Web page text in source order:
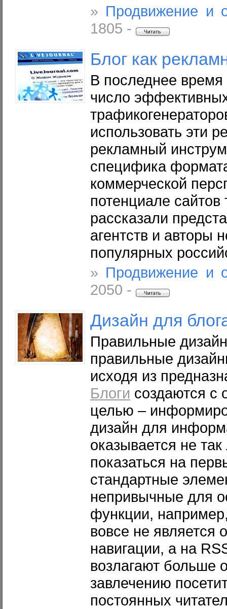
» Продвижение и
1805 -
Блог как
В последнее время
число
использовать эти
рекламный
специфика
коммерческой
потенциале
рассказали
агентств и авторы
популярных
» Продвижение и
2050 -
Дизайн для
Правильные
правильные
исходя из
Блоги создаются с
целью –
дизайн для
оказывается не
показаться на
стандартные
непривычные для
функции,
вовсе не является
навигации, а на
возлагают больше
завлечению
постоянных